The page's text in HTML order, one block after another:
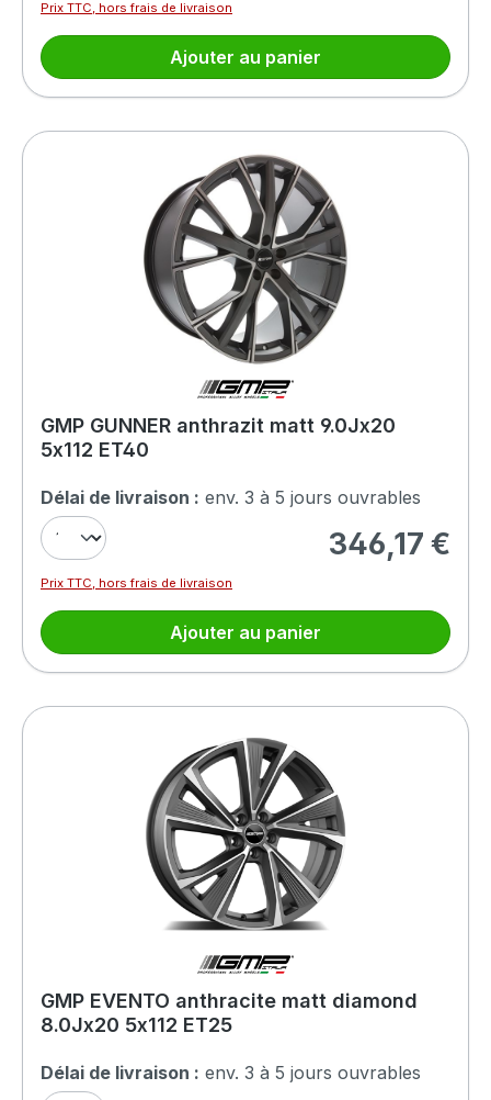
Prix TTC, hors frais de livraison
Ajouter au panier
GMP GUNNER anthrazit matt 9.0Jx20
5x112 ET40
Délai de livraison : env. 3 à 5 jours ouvrables
Prix régulier :
346,17 €
Prix TTC, hors frais de livraison
Ajouter au panier
GMP EVENTO anthracite matt diamond
8.0Jx20 5x112 ET25
Délai de livraison : env. 3 à 5 jours ouvrables